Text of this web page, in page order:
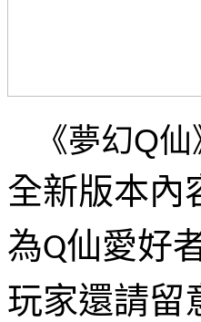
《夢幻Q仙
全新版本內
為Q仙愛好
玩家還請留